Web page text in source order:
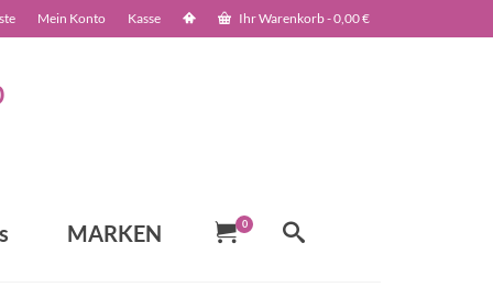
Mein Konto Kasse Ihr Warenkorb-0,00€
MARKEN 0